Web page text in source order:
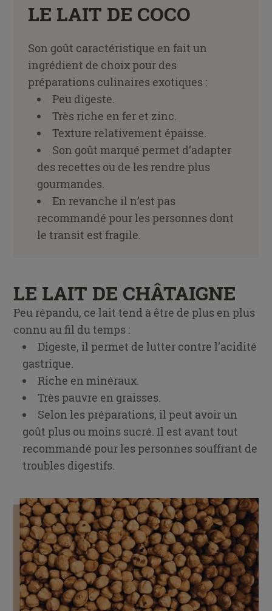
LE LAIT DE COCO
Son goût caractéristique en fait un
ingrédient de choix pour des
préparations culinaires exotiques :
Peu digeste.
Très riche en fer et zinc.
Texture relativement épaisse.
Son goût marqué permet d’adapter
des recettes ou de les rendre plus
gourmandes.
En revanche il n’est pas
recommandé pour les personnes dont
le transit est fragile.
LE LAIT DE CHÂTAIGNE
Peu répandu, ce lait tend à être de plus en plus
connu au fil du temps :
Digeste, il permet de lutter contre l’acidité
gastrique.
Riche en minéraux.
Très pauvre en graisses.
Selon les préparations, il peut avoir un
goût plus ou moins sucré. Il est avant tout
recommandé pour les personnes souffrant de
troubles digestifs.